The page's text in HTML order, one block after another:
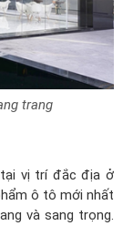
trang
vị trí đắc địa ở
ô tô mới nhất
và sang trọng.